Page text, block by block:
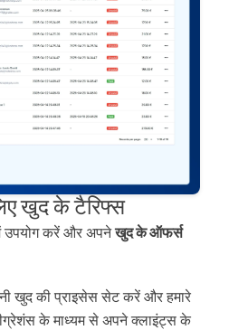
खुद के टैरिफ्स
उपयोग करें और अपनेखुद के ऑफर्स
खुद की प्राइसेस सेट करें और हमारे
के माध्यम से अपने क्लाइंट्स के